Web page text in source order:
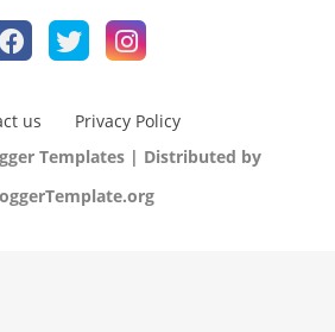
us
Privacy Policy
Templates | Distributed by